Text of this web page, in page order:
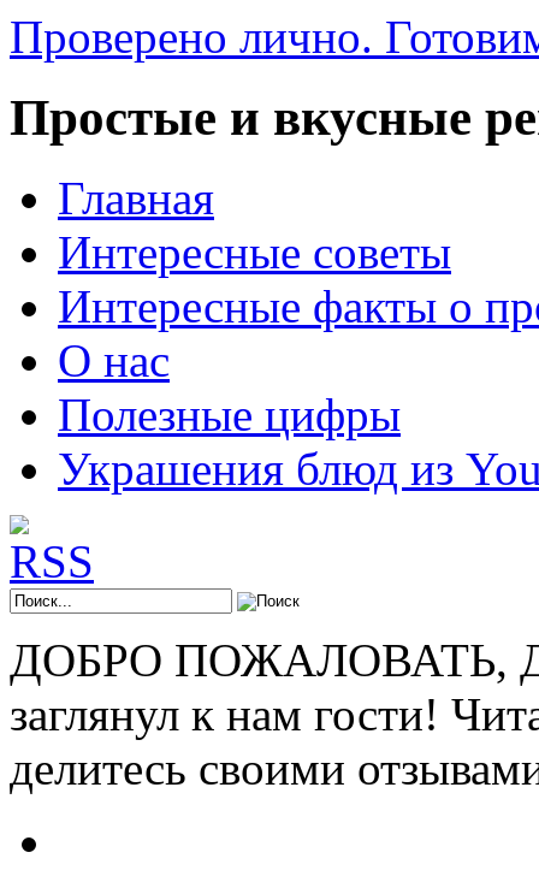
Проверено лично.
Простые и вкусные
Главная
Интересные советы
Интересные факты о
О нас
Полезные цифры
Украшения блюд из
ДОБРО ПОЖАЛОВАТЬ,
заглянул к нам гости!
делитесь своими